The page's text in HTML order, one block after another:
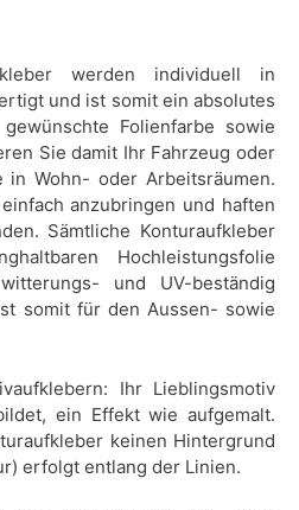
werden individuell in
und ist somit ein absolutes
Folienfarbe sowie
Sie damit Ihr Fahrzeug oder
Wohn- oder Arbeitsräumen.
anzubringen und haften
Sämtliche Konturaufkleber
Hochleistungsfolie
und UV-beständig
somit für den Aussen- sowie
Ihr Lieblingsmotiv
ein Effekt wie aufgemalt.
keinen Hintergrund
erfolgt entlang der Linien.